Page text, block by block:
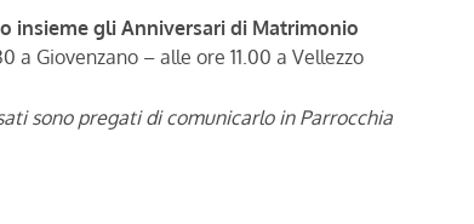
insieme gli Anniversari di Matrimonio
a Giovenzano – alle ore 11.00 a Vellezzo
sono pregati di comunicarlo in Parrocchia